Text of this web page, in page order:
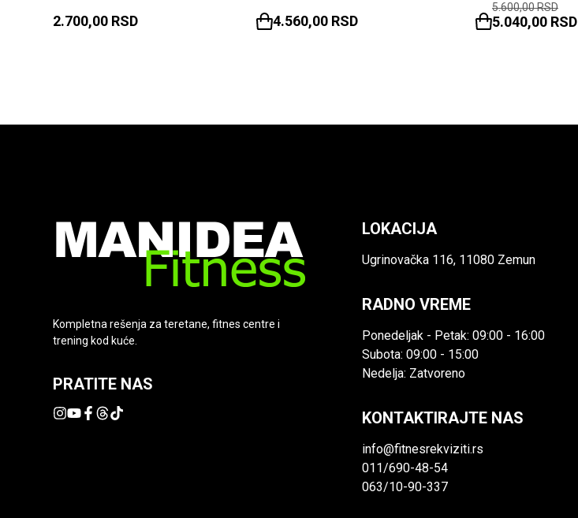
2.700,00 RSD 4.560,00 RSD
5.600,00RSD
5.040,00 RSD
Kompletna rešenja za teretane, fitnes centre i
trening kod kuće.
PRATITE NAS
LOKACIJA
Ugrinovačka 116, 11080 Zemun
RADNO VREME
Ponedeljak - Petak: 09:00 - 16:00
Subota: 09:00 - 15:00
Nedelja: Zatvoreno
KONTAKTIRAJTE NAS
info@fitnesrekviziti.rs
011/690-48-54
063/10-90-337